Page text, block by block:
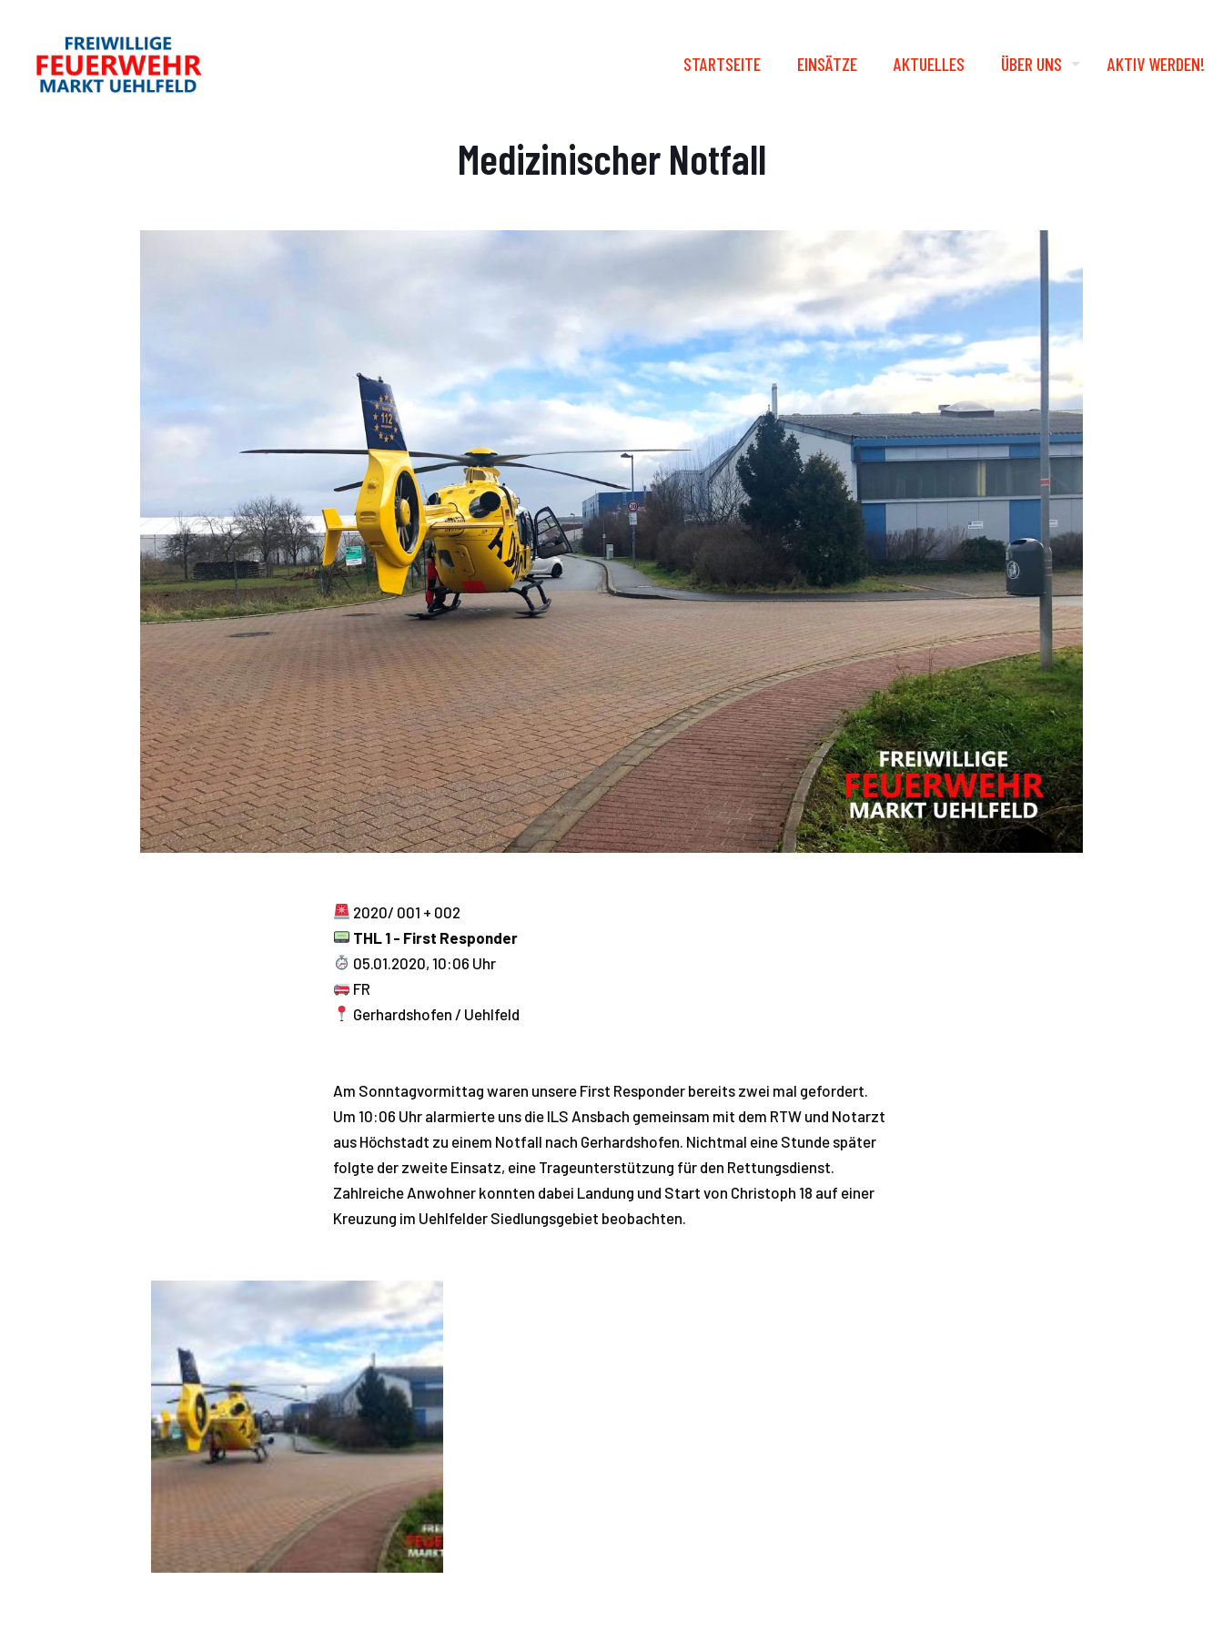
STARTSEITE EINSÄTZE AKTUELLES ÜBER UNS AKTIV WERDEN!
Medizinischer Notfall
2020/ 001 + 002
THL 1 - First Responder
05.01.2020, 10:06 Uhr
FR
Gerhardshofen / Uehlfeld
Am Sonntagvormittag waren unsere First Responder bereits zwei mal gefordert.
Um 10:06 Uhr alarmierte uns die ILS Ansbach gemeinsam mit dem RTW und Notarzt
aus Höchstadt zu einem Notfall nach Gerhardshofen. Nichtmal eine Stunde später
folgte der zweite Einsatz, eine Trageunterstützung für den Rettungsdienst.
Zahlreiche Anwohner konnten dabei Landung und Start von Christoph 18 auf einer
Kreuzung im Uehlfelder Siedlungsgebiet beobachten.